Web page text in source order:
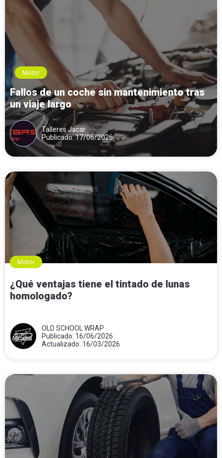
Motor
Fallos de un coche sin mantenimiento tras
un viaje largo
Talleres Jacar
Publicado: 17/06/2026
Motor
¿Qué ventajas tiene el tintado de lunas
homologado?
OLD SCHOOL WRAP
Publicado: 16/06/2026
Actualizado: 16/03/2026